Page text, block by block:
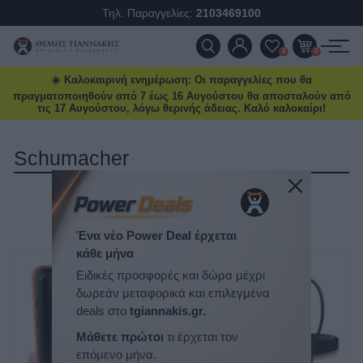
Τηλ. Παραγγελίες: 2103469100
ΠΡΟΪΌΝΤΑ
ΠΡΟΣΦΟΡΈΣ
ΕΠΙΚΟΙΝΩΝΊΑ
ΝΈΑ & ΆΡΘΡΑ
0 0
☀️ Καλοκαιρινή ενημέρωση: Οι παραγγελίες που θα
πραγματοποιηθούν από 7 έως 16 Αυγούστου θα αποσταλούν από
τις 17 Αυγούστου, λόγω θερινής άδειας. Καλό καλοκαίρι!
Schumacher
Ένα νέο Power Deal έρχεται
κάθε μήνα
Ειδικές προσφορές και δώρα μέχρι
δωρεάν μεταφορικά και επιλεγμένα
deals στο tgiannakis.gr.
Μάθετε πρώτοι τι έρχεται τον
επόμενο μήνα.